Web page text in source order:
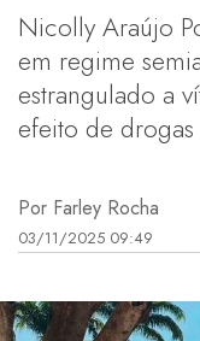
Nicolly Araújo
em regime
estrangulado a
efeito de
Por Farley Rocha
03/11/2025 09:49